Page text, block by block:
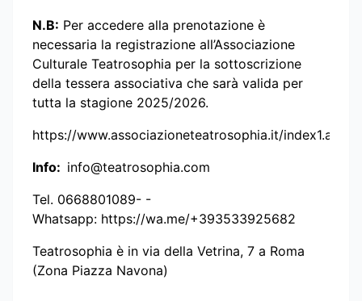
N.B: Per accedere alla prenotazione è
necessaria la registrazione all’Associazione
Culturale Teatrosophia per la sottoscrizione
della tessera associativa che sarà valida per
tutta la stagione 2025/2026.
https://www.associazioneteatrosophia.it/index1.asp
Info: info@teatrosophia.com
Tel. 0668801089- -
Whatsapp: https://wa.me/+393533925682
Teatrosophia è in via della Vetrina, 7 a Roma
(Zona Piazza Navona)